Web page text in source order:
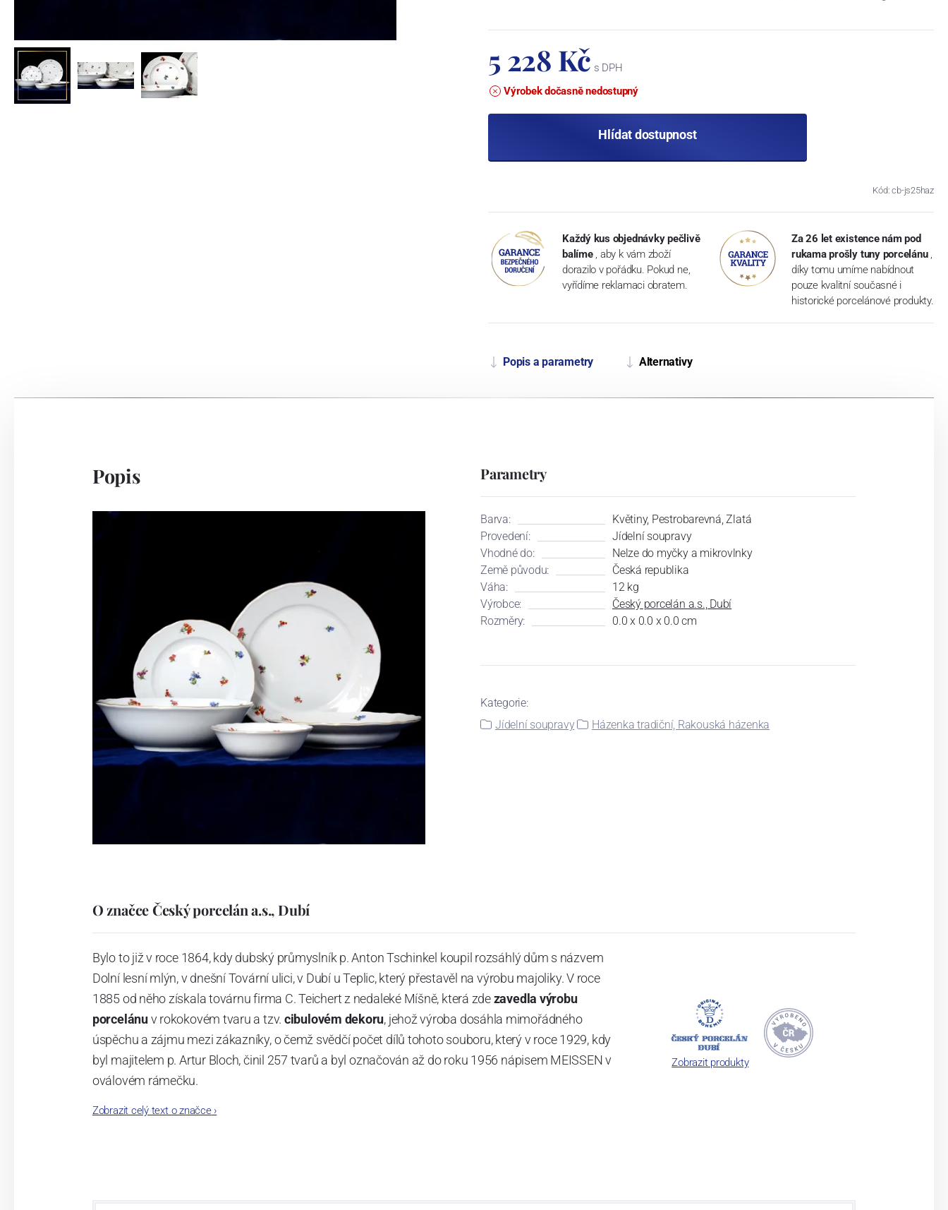
5 228 Kč s DPH
Výrobek dočasně nedostupný
Hlídat dostupnost
Kód: cb-js25haz
Každý kus objednávky pečlivě
balíme , aby k vám zboží
dorazilo v pořádku. Pokud ne,
vyřídíme reklamaci obratem.
Za 26 let existence nám pod
rukama prošly tuny porcelánu ,
díky tomu umíme nabídnout
pouze kvalitní současné i
historické porcelánové produkty.
Popis a parametry Alternativy
Popis Parametry
Barva:
Květiny, Pestrobarevná, Zlatá
Provedení:
Jídelní soupravy
Vhodné do:
Nelze do myčky a mikrovlnky
Země původu:
Česká republika
Váha:
12 kg
Výrobce:
Český porcelán a.s., Dubí
Rozměry:
0.0 x 0.0 x 0.0 cm
Kategorie:
Jídelní soupravy
Házenka tradiční, Rakouská házenka
O značce Český porcelán a.s., Dubí
Bylo to již v roce 1864, kdy dubský průmyslník p. Anton Tschinkel koupil rozsáhlý dům s názvem
Dolní lesní mlýn, v dnešní Tovární ulici, v Dubí u Teplic, který přestavěl na výrobu majoliky. V roce
1885 od něho získala továrnu firma C. Teichert z nedaleké Míšně, která zdezavedla výrobu
porcelánuv rokokovém tvaru a tzv. cibulovém dekoru, jehož výroba dosáhla mimořádného
úspěchu a zájmu mezi zákazníky, o čemž svědčí počet dílů tohoto souboru, který v roce 1929, kdy
byl majitelem p. Artur Bloch, činil 257 tvarů a byl označován až do roku 1956 nápisem MEISSEN v
oválovém rámečku.
Dnes, kdy čtete tento úvod, nese firma název
Zobrazit celý text o značce›
Zobrazit produkty